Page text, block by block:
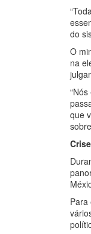
do
O
na
que
Para